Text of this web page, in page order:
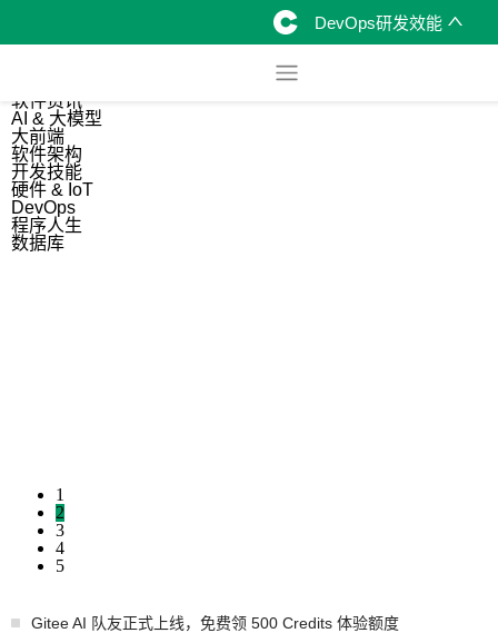
DevOps研发效能
软件资讯
AI & 大模型
大前端
软件架构
开发技能
硬件 & IoT
DevOps
程序人生
数据库
1
2
3
4
5
Gitee AI 队友正式上线，免费领 500 Credits 体验额度